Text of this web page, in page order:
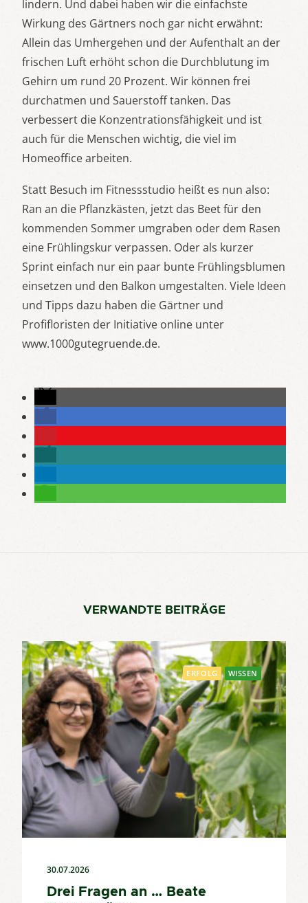
lindern. Und dabei haben wir die einfachste
Wirkung des Gärtners noch gar nicht erwähnt:
Allein das Umhergehen und der Aufenthalt an der
frischen Luft erhöht schon die Durchblutung im
Gehirn um rund 20 Prozent. Wir können frei
durchatmen und Sauerstoff tanken. Das
verbessert die Konzentrationsfähigkeit und ist
auch für die Menschen wichtig, die viel im
Homeoffice arbeiten.
Statt Besuch im Fitnessstudio heißt es nun also:
Ran an die Pflanzkästen, jetzt das Beet für den
kommenden Sommer umgraben oder dem Rasen
eine Frühlingskur verpassen. Oder als kurzer
Sprint einfach nur ein paar bunte Frühlingsblumen
einsetzen und den Balkon umgestalten. Viele Ideen
und Tipps dazu haben die Gärtner und
Profifloristen der Initiative online unter
www.1000gutegruende.de.
VERWANDTE BEITRÄGE
ERFOLG WISSEN
30.07.2026
Drei Fragen an … Beate